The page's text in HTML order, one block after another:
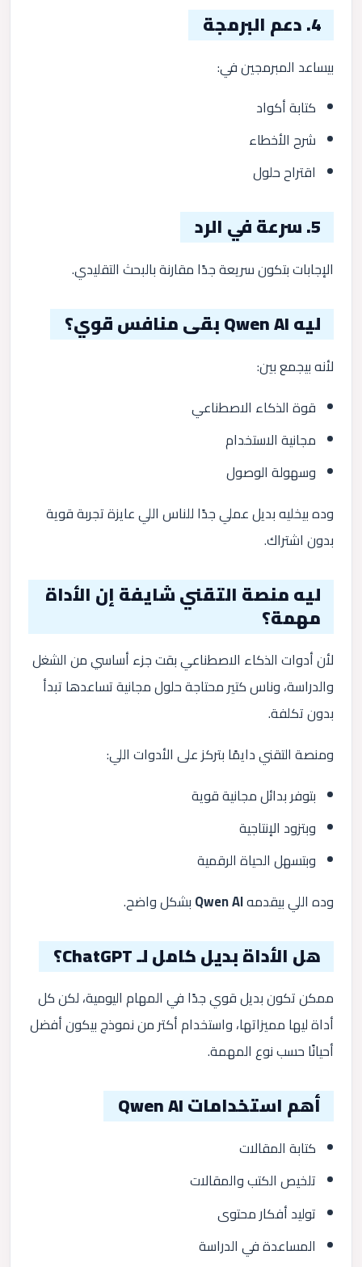
4. دعم البرمجة
بيساعد المبرمجين في:
كتابة أكواد
شرح الأخطاء
اقتراح حلول
5. سرعة في الرد
الإجابات بتكون سريعة جدًا مقارنة بالبحث التقليدي.
ليه Qwen AI بقى منافس قوي؟
لأنه بيجمع بين:
قوة الذكاء الاصطناعي
مجانية الاستخدام
وسهولة الوصول
وده بيخليه بديل عملي جدًا للناس اللي عايزة تجربة قوية
بدون اشتراك.
ليه منصة التقني شايفة إن الأداة
مهمة؟
لأن أدوات الذكاء الاصطناعي بقت جزء أساسي من الشغل
والدراسة، وناس كتير محتاجة حلول مجانية تساعدها تبدأ
بدون تكلفة.
ومنصة التقني دايمًا بتركز على الأدوات اللي:
بتوفر بدائل مجانية قوية
وبتزود الإنتاجية
وبتسهل الحياة الرقمية
وده اللي بيقدمهQwen AI بشكل واضح.
هل الأداة بديل كامل لـ ChatGPT؟
ممكن تكون بديل قوي جدًا في المهام اليومية، لكن كل
أداة ليها مميزاتها، واستخدام أكتر من نموذج بيكون أفضل
أحيانًا حسب نوع المهمة.
أهم استخدامات Qwen AI
كتابة المقالات
تلخيص الكتب والمقالات
توليد أفكار محتوى
المساعدة في الدراسة